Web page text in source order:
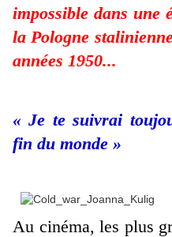
impossible dans une
la Pologne
années 1950...
« Je te suivrai
fin du monde »
Au cinéma, les plus